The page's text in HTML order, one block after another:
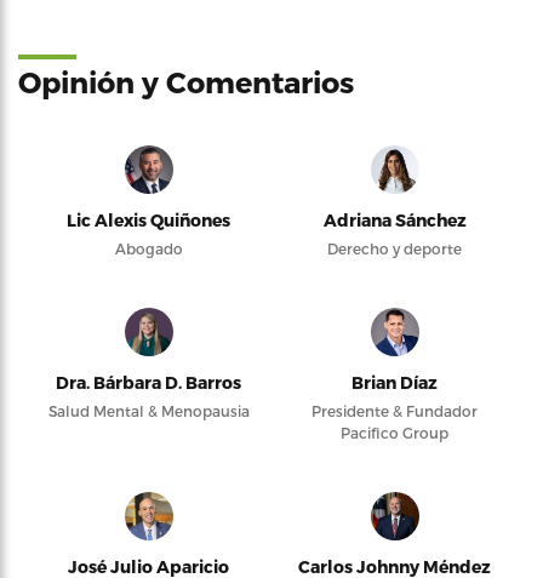
Opinión y Comentarios
Lic Alexis Quiñones
Abogado
Adriana Sánchez
Derecho y deporte
Dra. Bárbara D. Barros
Salud Mental & Menopausia
Brian Díaz
Presidente & Fundador
Pacifico Group
José Julio Aparicio
Carlos Johnny Méndez